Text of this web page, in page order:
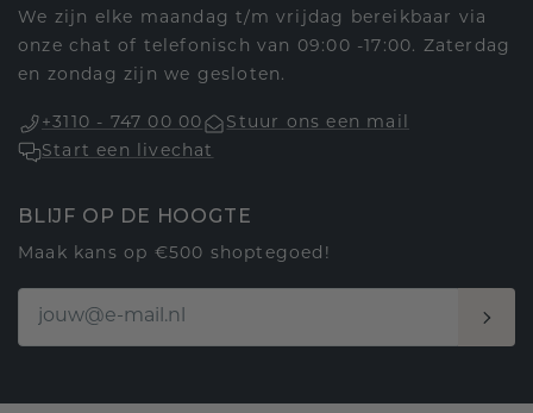
We zijn elke maandag t/m vrijdag bereikbaar via
onze chat of telefonisch van 09:00 -17:00. Zaterdag
en zondag zijn we gesloten.
+3110 - 747 00 00
Stuur ons een mail
Start een livechat
BLIJF OP DE HOOGTE
Maak kans op €500 shoptegoed!